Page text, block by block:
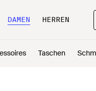
DAMEN HERREN
Taschen